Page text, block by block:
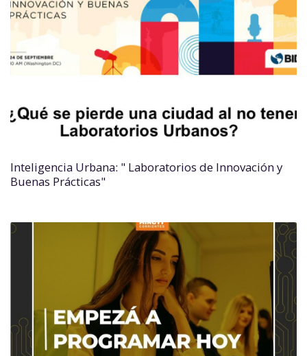
Inteligencia Urbana: " Laboratorios de Innovación y
Buenas Prácticas"